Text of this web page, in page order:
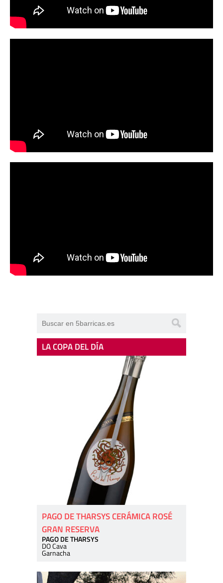
LA COPA DEL DÍA
PAGO DE THARSYS CERÁMICA ROSÉ
GRAN RESERVA
PAGO DE THARSYS
DO Cava
Garnacha